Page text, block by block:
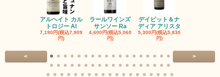
アルヘイト カル
トロジー Al
7,190円(税込7,909
円)
ラールワインズ
サンソー Ra
4,600円(税込5,060
円)
デイビット＆ナ
ディア アリスタ
5,300円(税込5,830
円)
< >